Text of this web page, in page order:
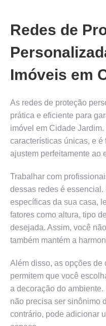
Redes de
Imóveis em
As redes de proteção
prática e eficiente para
imóvel em Cidade
características únicas, e
ajustem perfeitamente ao
Trabalhar com
dessas redes é
específicas da sua casa,
fatores como altura, tipo
desejada. Assim, você
também mantém a
Além disso, as opções
permitem que você
a decoração do
não precisa ser sinônimo
contrário, pode adicionar